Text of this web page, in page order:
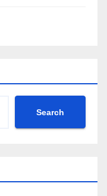
Search